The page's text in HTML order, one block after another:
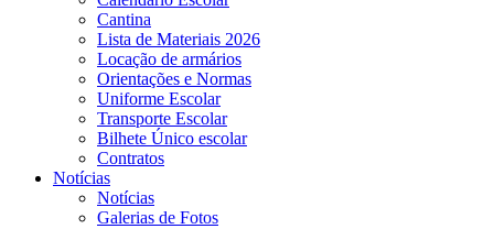
Cantina
Lista de Materiais 2026
Locação de armários
Orientações e Normas
Uniforme Escolar
Transporte Escolar
Bilhete Único escolar
Contratos
Notícias
Notícias
Galerias de Fotos